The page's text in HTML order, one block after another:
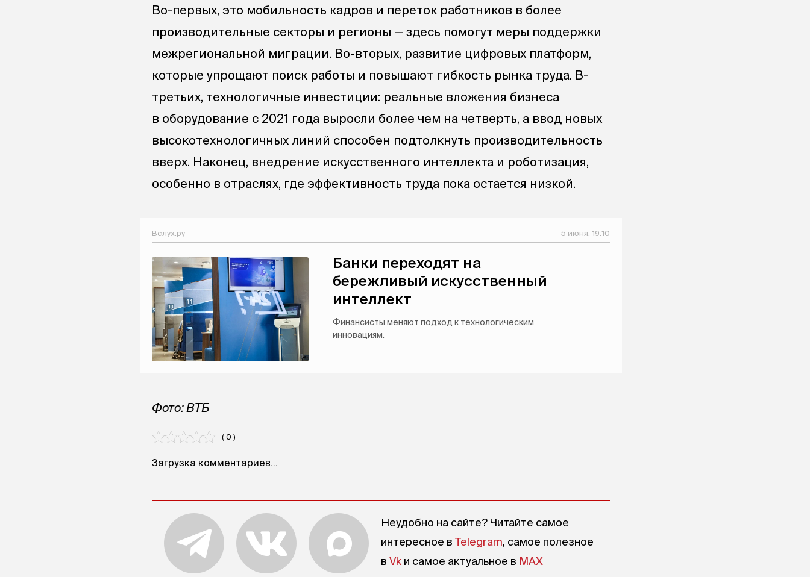
Во-первых, это мобильность кадров и переток работников в более
производительные секторы и регионы — здесь помогут меры поддержки
межрегиональной миграции. Во-вторых, развитие цифровых платформ,
которые упрощают поиск работы и повышают гибкость рынка труда. В-
третьих, технологичные инвестиции: реальные вложения бизнеса
в оборудование с 2021 года выросли более чем на четверть, а ввод новых
высокотехнологичных линий способен подтолкнуть производительность
вверх. Наконец, внедрение искусственного интеллекта и роботизация,
особенно в отраслях, где эффективность труда пока остается низкой.
Вслух.ру 5 июня, 19:10
Банки переходят на
бережливый искусственный
интеллект
Финансисты меняют подход к технологическим
инновациям.
Фото: ВТБ
( 0 )
Загрузка комментариев...
Неудобно на сайте? Читайте самое
интересное в Telegram, самое полезное
в Vk и самое актуальное в MAX